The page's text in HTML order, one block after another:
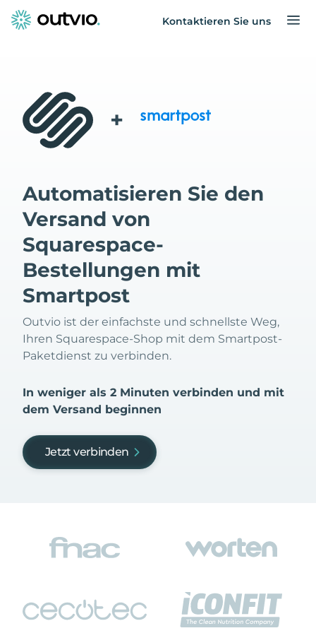
Kontaktieren Sie uns
+
Automatisieren Sie den
Versand von
Squarespace-
Bestellungen mit
Smartpost
Outvio ist der einfachste und schnellste Weg,
Ihren Squarespace-Shop mit dem Smartpost-
Paketdienst zu verbinden.
In weniger als 2 Minuten verbinden und mit
dem Versand beginnen
Jetzt verbinden